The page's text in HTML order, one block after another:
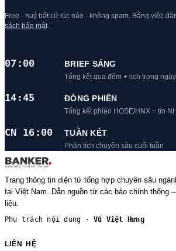
Free · huỷ bất cứ lúc nào · không spam. Bằng việc
sách bảo mật
07:00 BRIEF SÁNG
Tổng kết qua đêm + lịch trong ngày
14:45 ĐÓNG PHIÊN
Tổng kết phiên HOSE/HNX + tin
CN 16:00 TUẦN KẾT
Phân tích chuyên sâu cuối tuần
Trang thông tin điện tử tổng hợp chuyên sâu
tại Việt Nam. Dẫn nguồn từ các báo chính thống
liệu.
Phụ trách nội dung ·Vũ Việt Hưng
LIÊN HỆ